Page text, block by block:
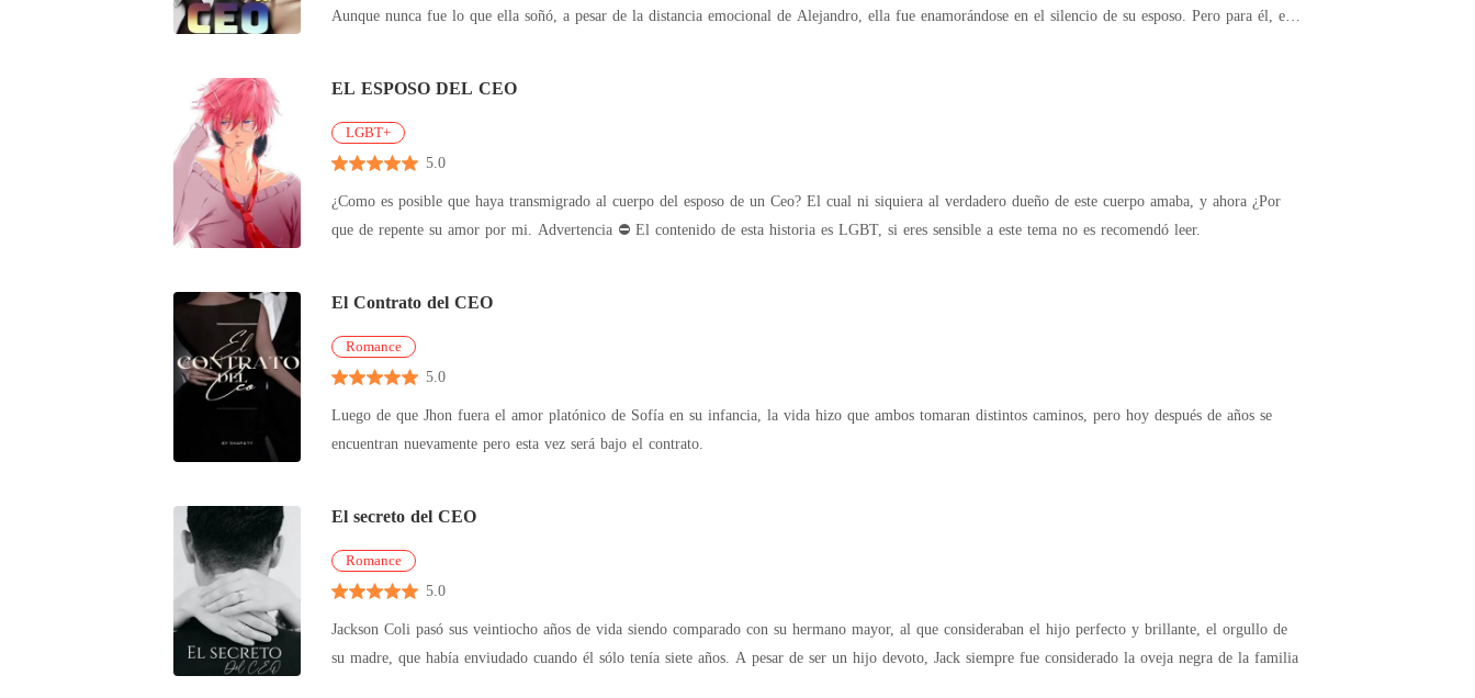
Aunque nunca fue lo que ella soñó, a pesar de la distancia emocional de Alejandro, ella fue enamorándose en el silencio de su esposo. Pero para él, el
EL ESPOSO DEL CEO
LGBT+
5.0
¿Como es posible que haya transmigrado al cuerpo del esposo de un Ceo? El cual ni siquiera al verdadero dueño de este cuerpo amaba, y ahora ¿Por
que de repente su amor por mi. Advertencia ⛔️ El contenido de esta historia es LGBT, si eres sensible a este tema no es recomendó leer.
El Contrato del CEO
Romance
5.0
Luego de que Jhon fuera el amor platónico de Sofía en su infancia, la vida hizo que ambos tomaran distintos caminos, pero hoy después de años se
encuentran nuevamente pero esta vez será bajo el contrato.
El secreto del CEO
Romance
5.0
Jackson Coli pasó sus veintiocho años de vida siendo comparado con su hermano mayor, al que consideraban el hijo perfecto y brillante, el orgullo de
su madre, que había enviudado cuando él sólo tenía siete años. A pesar de ser un hijo devoto, Jack siempre fue considerado la oveja negra de la familia